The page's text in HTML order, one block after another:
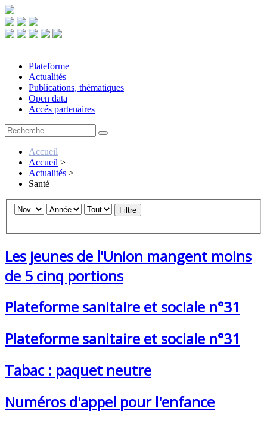
Plateforme
Actualités
Publications, thématiques
Open data
Accés partenaires
Accueil
Accueil >
Actualités >
Santé
Filtre
Les jeunes de l'Union mangent moins
de 5 cinq portions
Plateforme sanitaire et sociale n°31
Plateforme sanitaire et sociale n°31
Tabac : paquet neutre
Numéros d'appel pour l'enfance